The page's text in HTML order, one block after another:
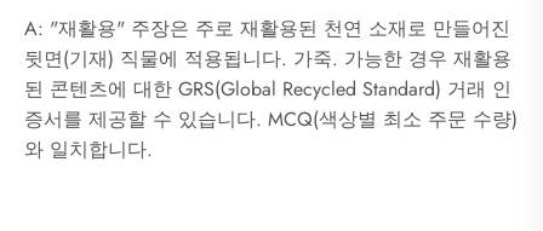
A: "재활용" 주장은 주로 재활용된 천연 소재로 만들어진
뒷면(기재) 직물에 적용됩니다. 가죽. 가능한 경우 재활용
된 콘텐츠에 대한 GRS(Global Recycled Standard) 거래 인
증서를 제공할 수 있습니다. MCQ(색상별 최소 주문 수량)
와 일치합니다.